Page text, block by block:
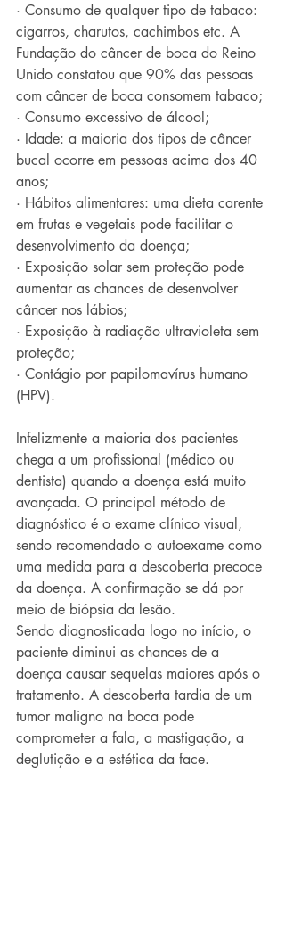
· Consumo de qualquer tipo de tabaco:
cigarros, charutos, cachimbos etc. A
Fundação do câncer de boca do Reino
Unido constatou que 90% das pessoas
com câncer de boca consomem tabaco;
· Consumo excessivo de álcool;
· Idade: a maioria dos tipos de câncer
bucal ocorre em pessoas acima dos 40
anos;
· Hábitos alimentares: uma dieta carente
em frutas e vegetais pode facilitar o
desenvolvimento da doença;
· Exposição solar sem proteção pode
aumentar as chances de desenvolver
câncer nos lábios;
· Exposição à radiação ultravioleta sem
proteção;
· Contágio por papilomavírus humano
(HPV).
Infelizmente a maioria dos pacientes
chega a um profissional (médico ou
dentista) quando a doença está muito
avançada. O principal método de
diagnóstico é o exame clínico visual,
sendo recomendado o autoexame como
uma medida para a descoberta precoce
da doença. A confirmação se dá por
meio de biópsia da lesão.
Sendo diagnosticada logo no início, o
paciente diminui as chances de a
doença causar sequelas maiores após o
tratamento. A descoberta tardia de um
tumor maligno na boca pode
comprometer a fala, a mastigação, a
deglutição e a estética da face.